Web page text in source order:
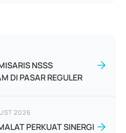
NSSS
DI PASAR REGULER
2026
PERKUAT SINERGI